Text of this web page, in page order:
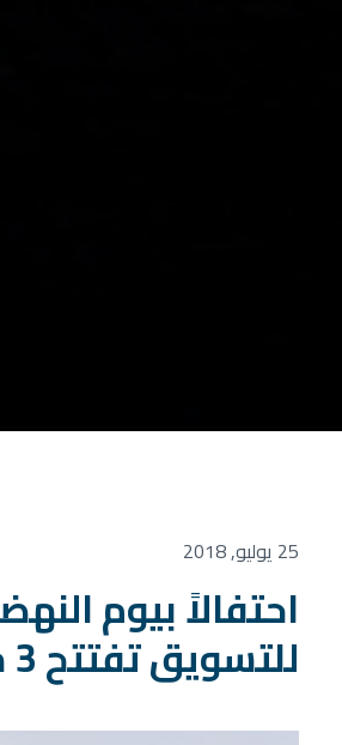
25 يوليو, 2018
للتسويق تفتتح 3 محطات خدمة جديدة